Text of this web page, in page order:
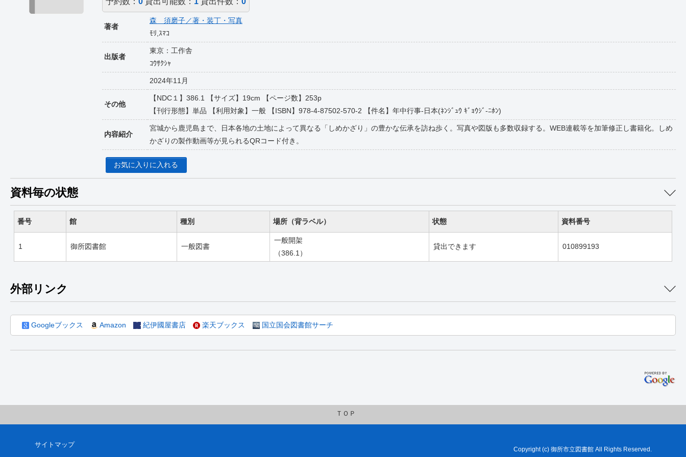
著者
森 須磨子／著・装丁・写真
ﾓﾘ,ｽﾏｺ
出版者
東京：工作舎
ｺｳｻｸｼｬ
2024年11月
その他
【NDC１】386.1 【サイズ】19cm 【ページ数】253p
【刊行形態】単品 【利用対象】一般 【ISBN】978-4-87502-570-2 【件名】年中行事-日本(ﾈﾝｼﾞｭｳ ｷﾞｮｳｼﾞ-ﾆﾎﾝ)
内容紹介
宮城から鹿児島まで、日本各地の土地によって異なる「しめかざり」の豊かな伝承を訪ね歩く。写真や図版も多数収録する。WEB連載等を加筆修正し書籍化。しめ
かざりの製作動画等が見られるQRコード付き。
お気に入りに入れる
資料毎の状態
番号 館 種別 場所（背ラベル） 状態 資料番号
1 御所図書館 一般図書
一般開架
（386.1）
貸出できます 010899193
外部リンク
Googleブックス Amazon 紀伊國屋書店 楽天ブックス 国立国会図書館サーチ
ＴＯＰ
サイトマップ
Copyright (c) 御所市立図書館 All Rights Reserved.